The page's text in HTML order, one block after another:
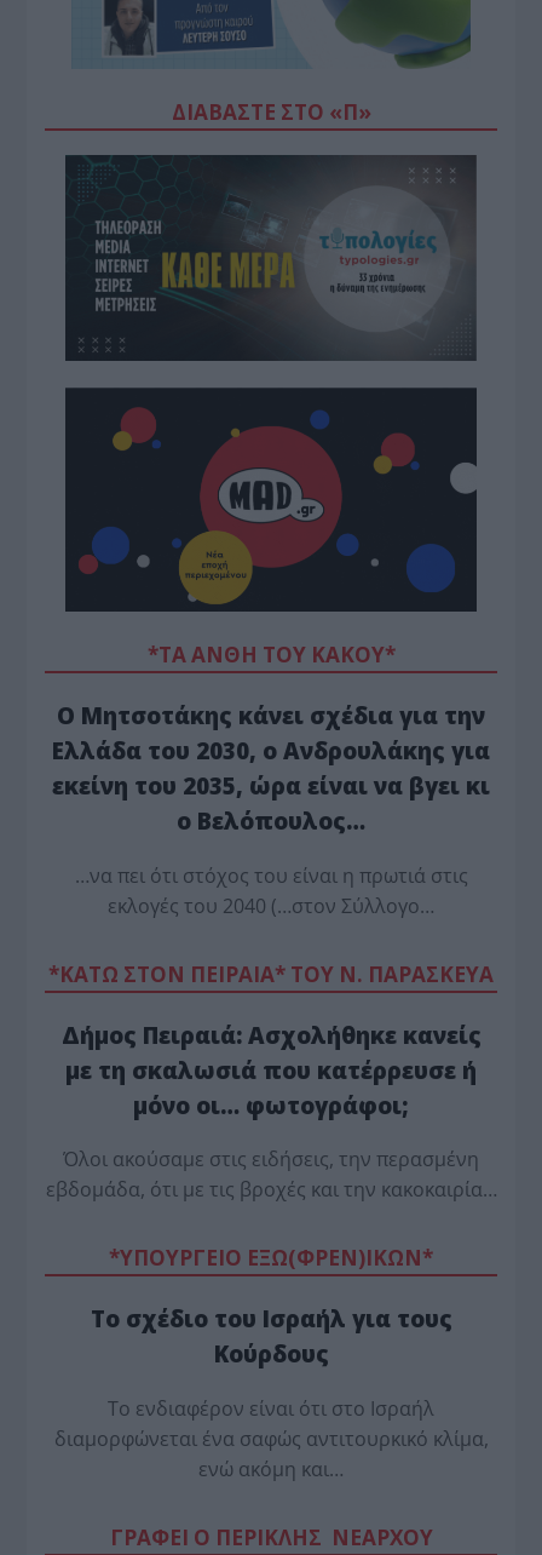
ΔΙΑΒΆΣΤΕ ΣΤΟ «Π»
*ΤΑ ΆΝΘΗ ΤΟΥ ΚΑΚΟΎ*
Ο Μητσοτάκης κάνει σχέδια για την
Ελλάδα του 2030, ο Ανδρουλάκης για
εκείνη του 2035, ώρα είναι να βγει κι
ο Βελόπουλος…
…να πει ότι στόχος του είναι η πρωτιά στις
εκλογές του 2040 (…στον Σύλλογο…
*ΚΑΤΩ ΣΤΟΝ ΠΕΙΡΑΙΑ* ΤΟΥ Ν. ΠΑΡΑΣΚΕΥΑ
Δήμος Πειραιά: Ασχολήθηκε κανείς
με τη σκαλωσιά που κατέρρευσε ή
μόνο οι… φωτογράφοι;
Όλοι ακούσαμε στις ειδήσεις, την περασμένη
εβδομάδα, ότι με τις βροχές και την κακοκαιρία…
*ΥΠΟΥΡΓΕΙΟ ΕΞΩ(ΦΡΕΝ)ΙΚΩΝ*
Το σχέδιο του Ισραήλ για τους
Κούρδους
Το ενδιαφέρον είναι ότι στο Ισραήλ
διαμορφώνεται ένα σαφώς αντιτουρκικό κλίμα,
ενώ ακόμη και…
ΓΡΑΦΕΙ Ο ΠΕΡΙΚΛΗΣ ΝΕΑΡΧΟΥ